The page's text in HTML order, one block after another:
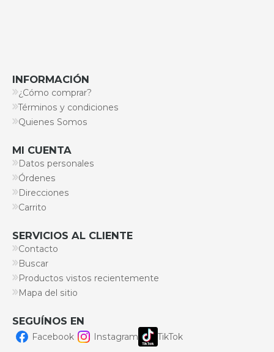
INFORMACIÓN
¿Cómo comprar?
Términos y condiciones
Quienes Somos
MI CUENTA
Datos personales
Órdenes
Direcciones
Carrito
SERVICIOS AL CLIENTE
Contacto
Buscar
Productos vistos recientemente
Mapa del sitio
SEGUÍNOS EN
Facebook Instagram TikTok